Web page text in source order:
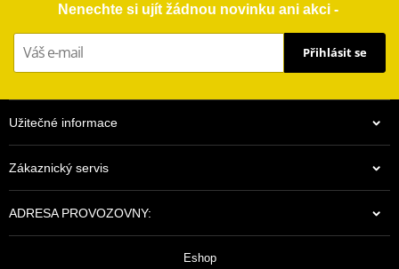
Nenechte si ujít žádnou novinku ani akci -
Přihlásit se
Užitečné informace
Zákaznický servis
ADRESA PROVOZOVNY:
Eshop